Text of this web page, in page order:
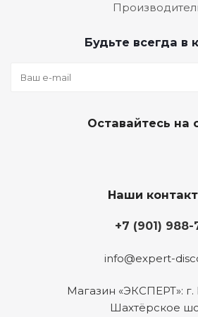
Будьте всегда в
Оставайтесь на
Наши
+7 (901) 988-
info@expert-
Магазин «ЭКСПЕРТ»:
Шахтёрское